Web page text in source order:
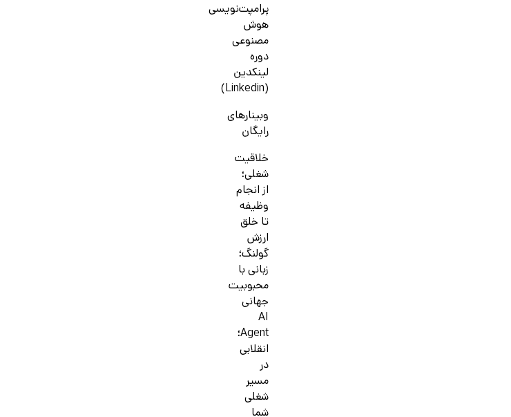
پرامپت‌نویسی
هوش
مصنوعی
دوره
لینکدین
(Linkedin)
وبینارهای
رایگان
خلاقیت
شغلی؛
از انجام
وظیفه
تا خلق
ارزش
گولنگ؛
زبانی با
محبوبیت
جهانی
AI
Agent؛
انقلابی
در
مسیر
شغلی